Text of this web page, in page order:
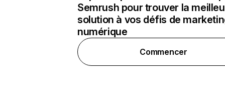
Semrush pour trouver la
solution à vos défis de
numérique
Commencer